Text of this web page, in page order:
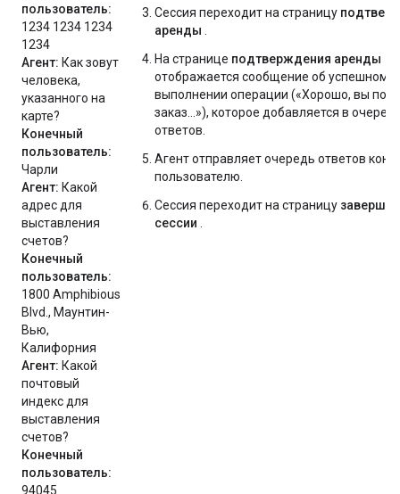
пользователь:
1234 1234 1234
1234
Агент: Как зовут
человека,
указанного на
карте?
Конечный
пользователь:
Чарли
Агент: Какой
адрес для
выставления
счетов?
Конечный
пользователь:
1800 Amphibious
Blvd., Маунтин-
Вью,
Калифорния
Агент: Какой
почтовый
индекс для
выставления
счетов?
Конечный
пользователь:
94045
Сессия переходит на страницу
аренды
На странице подтверждения аренды
отображается сообщение об успешном
выполнении операции («Хорошо, вы
заказ...»), которое добавляется в
ответов.
Агент отправляет очередь ответов
пользователю.
Сессия переходит на страницу
сессии